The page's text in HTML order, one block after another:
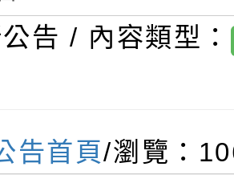
3招)
」、「暑期親子
系列講座及成長
短影音徵選活動
結果(第10招)】
告 / 內容類型：
告首頁/瀏覽：